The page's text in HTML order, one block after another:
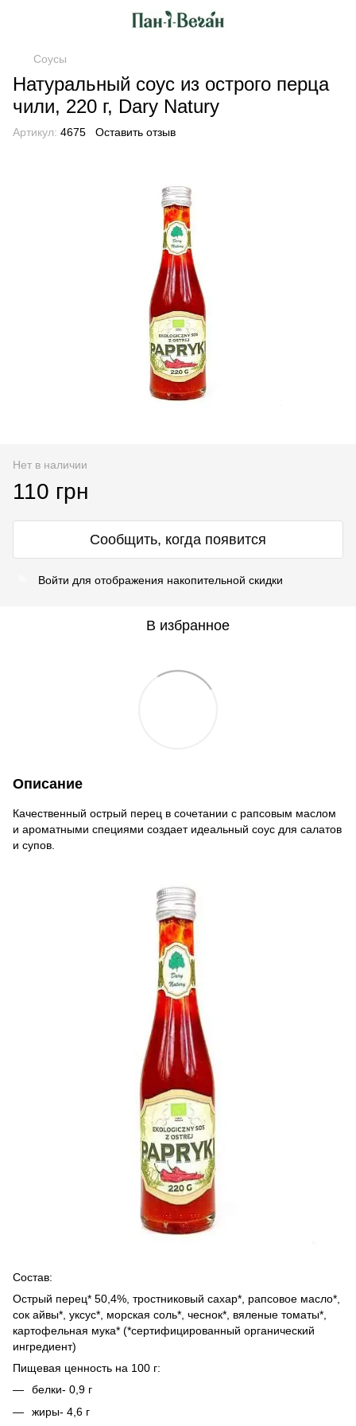
Соусы
Натуральный соус из острого перца
чили, 220 г, Dary Natury
Артикул: 4675 Оставить отзыв
Нет в наличии
110 грн
Сообщить, когда появится
Войти для отображения накопительной скидки
В избранное
Описание
Качественный острый перец в сочетании с рапсовым маслом
и ароматными специями создает идеальный соус для салатов
и супов.
Состав:
Острый перец* 50,4%, тростниковый сахар*, рапсовое масло*,
сок айвы*, уксус*, морская соль*, чеснок*, вяленые томаты*,
картофельная мука* (*сертифицированный органический
ингредиент)
Пищевая ценность на 100 г:
белки- 0,9 г
жиры- 4,6 г